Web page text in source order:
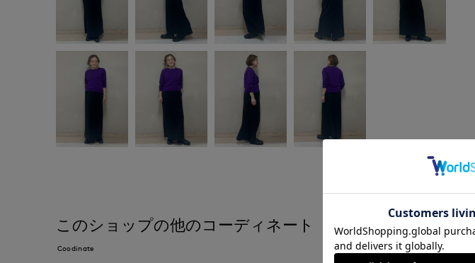
このショップの他のコーディネート
Coodinate